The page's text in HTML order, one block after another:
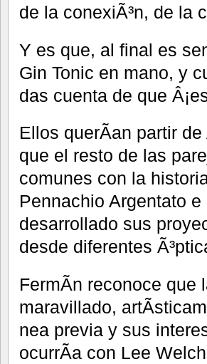
de la conexiÃ³n, de la
Y es que, al final es
Gin Tonic en mano, y
das cuenta de que
Ellos querÃ­an partir
que el resto de las
comunes con la
Pennachio Argentato
desarrollado sus
desde diferentes
FermÃ­n reconoce que
maravillado,
nea previa y sus
ocurrÃ­a con Lee